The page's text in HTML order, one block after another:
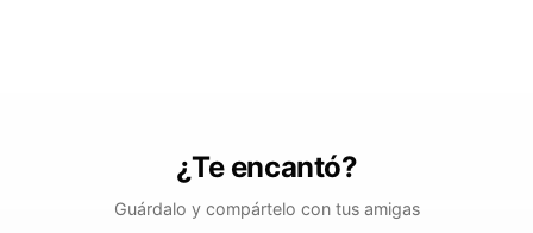
¿Te encantó?
Guárdalo y compártelo con tus amigas